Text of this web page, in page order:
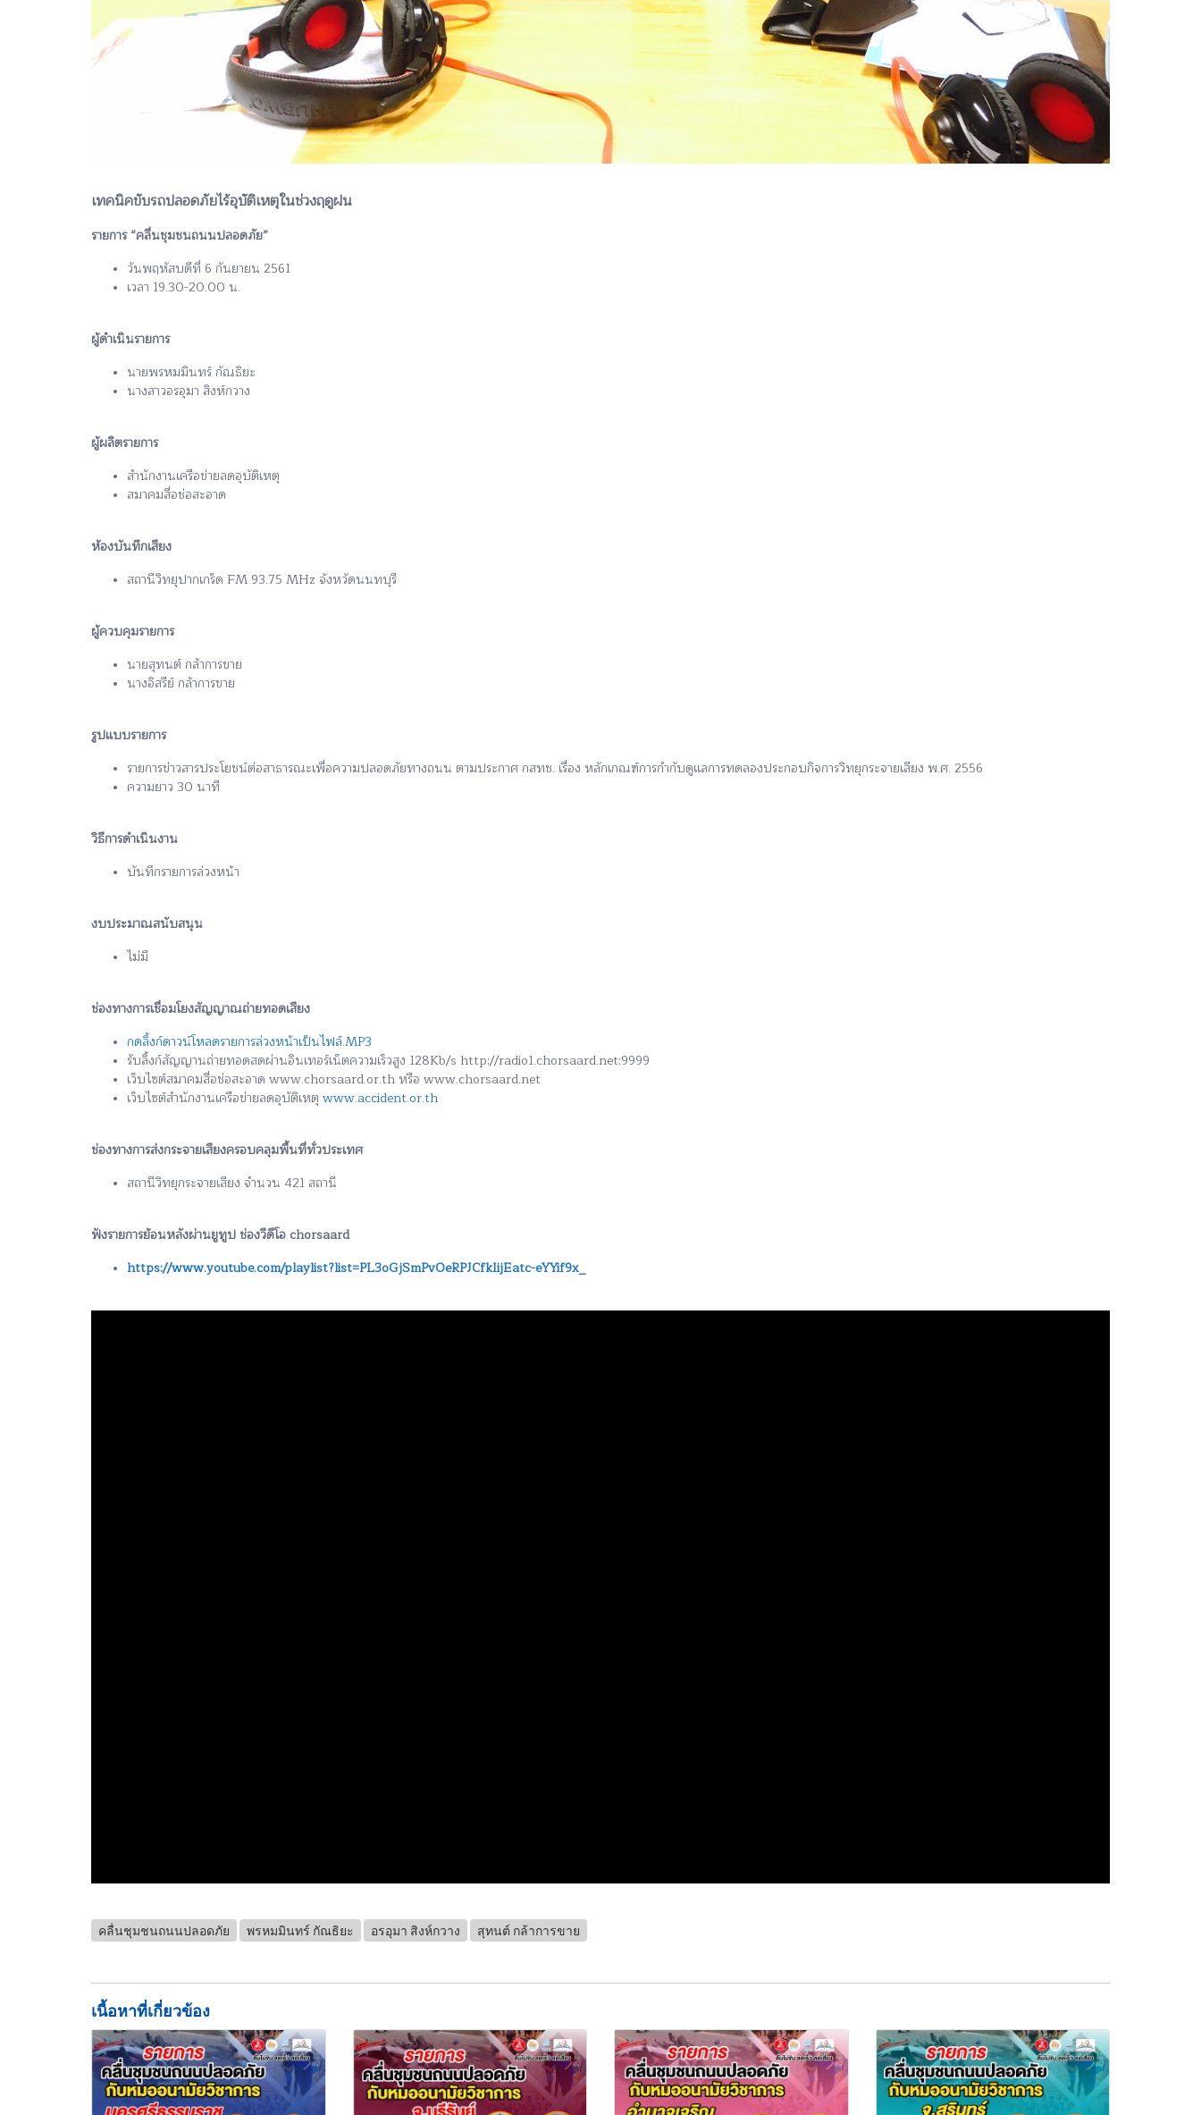
เทคนิคขับรถปลอดภัยไร้อุบัติเหตุในช่วงฤดูฝน
รายการ “คลื่นชุมชนถนนปลอดภัย”
วันพฤหัสบดีที่ 6 กันยายน 2561
เวลา 19.30-20.00 น.
ผู้ดำเนินรายการ
นายพรหมมินทร์ กัณธิยะ
นางสาวอรอุมา สิงห์กวาง
ผู้ผลิตรายการ
สำนักงานเครือข่ายลดอุบัติเหตุ
สมาคมสื่อช่อสะอาด
ห้องบันทึกเสียง
สถานีวิทยุปากเกร็ด FM 93.75 MHz จังหวัดนนทบุรี
ผู้ควบคุมรายการ
นายสุทนต์ กล้าการขาย
นางอิสรีย์ กล้าการขาย
รูปแบบรายการ
รายการข่าวสารประโยชน์ต่อสาธารณะเพื่อความปลอดภัยทางถนน ตามประกาศ กสทช. เรื่อง หลักเกณฑ์การกำกับดูแลการทดลองประกอบกิจการวิทยุกระจายเสียง พ.ศ. 2556
ความยาว 30 นาที
วิธีการดำเนินงาน
บันทึกรายการล่วงหน้า
งบประมาณสนับสนุน
ไม่มี
ช่องทางการเชื่อมโยงสัญญาณถ่ายทอดเสียง
กดลิ้งก์ดาวน์โหลดรายการล่วงหน้าเป็นไฟล์.MP3
รับลิ้งก์สัญญานถ่ายทอดสดผ่านอินเทอร์เน็ตความเร็วสูง 128Kb/s http://radio1.chorsaard.net:9999
เว็บไซต์สมาคมสื่อช่อสะอาด www.chorsaard.or.th หรือ www.chorsaard.net
เว็บไซต์สำนักงานเครือข่ายลดอุบัติเหตุ www.accident.or.th
ช่องทางการส่งกระจายเสียงครอบคลุมพื้นที่ทั่วประเทศ
สถานีวิทยุกระจายเสียง จำนวน 421 สถานี
ฟังรายการย้อนหลังผ่านยูทูป ช่องวีดีโอ chorsaard
https://www.youtube.com/playlist?list=PL3oGjSmPvOeRPJCfkIijEatc-eYYif9x_
คลื่นชุมชนถนนปลอดภัย พรหมมินทร์ กัณธิยะ อรอุมา สิงห์กวาง สุทนต์ กล้าการขาย
เนื้อหาที่เกี่ยวข้อง